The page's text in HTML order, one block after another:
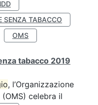
SENZA TABACCO
OMS
tabacco 2019
, l’Organizzazione
celebra il